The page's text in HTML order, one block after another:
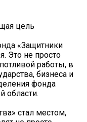
цель
«Защитники
Это не просто
работы, в
бизнеса и
фонда
области.
стал местом,